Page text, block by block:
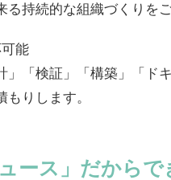
持続的な組織づくりをご
能
」「検証」「構築」「ド
りします。
ース」だからで